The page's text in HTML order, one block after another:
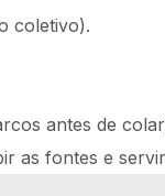
coletivo).
antes de
as fontes e